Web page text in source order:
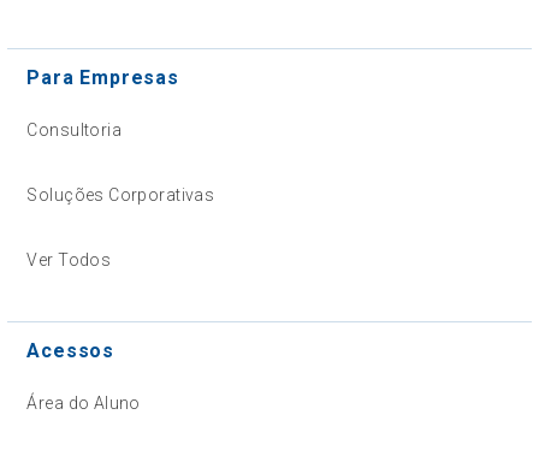
Para Empresas
Consultoria
Soluções Corporativas
Ver Todos
Acessos
Área do Aluno